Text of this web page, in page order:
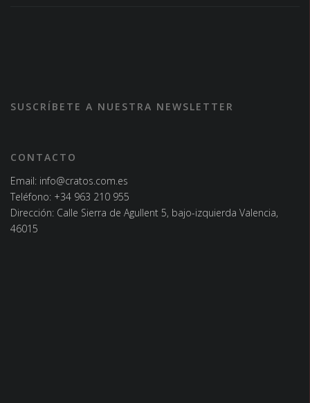
SUSCRÍBETE A NUESTRA NEWSLETTER
CONTACTO
Email: info@cratos.com.es
Teléfono: +34 963 210 955
Dirección: Calle Sierra de Agullent 5, bajo-izquierda Valencia,
46015